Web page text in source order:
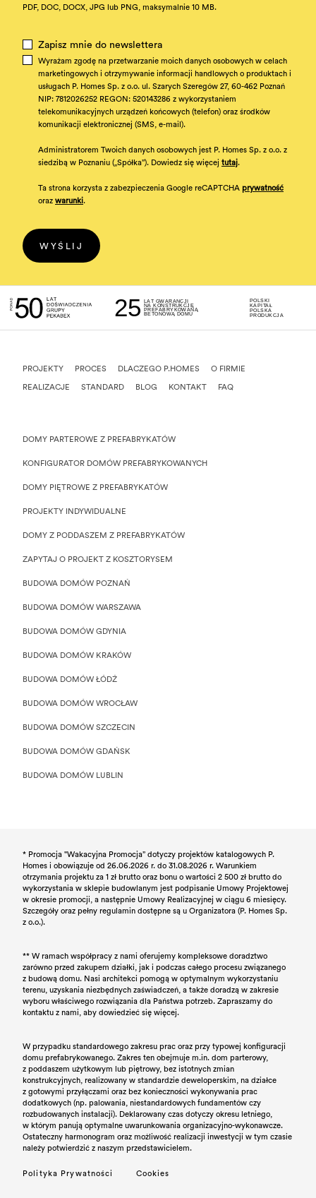
PDF, DOC, DOCX, JPG lub PNG, maksymalnie 10 MB.
Zapisz mnie do newslettera
Wyrażam zgodę na przetwarzanie moich danych osobowych w celach
marketingowych i otrzymywanie informacji handlowych o produktach i
usługach P. Homes Sp. z o.o. ul. Szarych Szeregów 27, 60-462 Poznań
NIP: 7812026252 REGON: 520143286 z wykorzystaniem
telekomunikacyjnych urządzeń końcowych (telefon) oraz środków
komunikacji elektronicznej (SMS, e-mail).
Administratorem Twoich danych osobowych jest P. Homes Sp. z o.o. z
siedzibą w Poznaniu („Spółka”). Dowiedz się więcej tutaj.
Ta strona korzysta z zabezpieczenia Google reCAPTCHA prywatność
oraz warunki.
WYŚLIJ
25
LAT GWARANCJI
NA KONSTRUKCJĘ
PREFABRYKOWANĄ
BETONOWĄ DOMU
POLSKI
KAPITAŁ
POLSKA
PRODUKCJA
PROJEKTY PROCES DLACZEGO P.HOMES O FIRMIE
REALIZACJE STANDARD BLOG KONTAKT FAQ
DOMY PARTEROWE Z PREFABRYKATÓW
KONFIGURATOR DOMÓW PREFABRYKOWANYCH
DOMY PIĘTROWE Z PREFABRYKATÓW
PROJEKTY INDYWIDUALNE
DOMY Z PODDASZEM Z PREFABRYKATÓW
ZAPYTAJ O PROJEKT Z KOSZTORYSEM
BUDOWA DOMÓW POZNAŃ
BUDOWA DOMÓW WARSZAWA
BUDOWA DOMÓW GDYNIA
BUDOWA DOMÓW KRAKÓW
BUDOWA DOMÓW ŁÓDŹ
BUDOWA DOMÓW WROCŁAW
BUDOWA DOMÓW SZCZECIN
BUDOWA DOMÓW GDAŃSK
BUDOWA DOMÓW LUBLIN
* Promocja "Wakacyjna Promocja” dotyczy projektów katalogowych P.
Homes i obowiązuje od 26.06.2026 r. do 31.08.2026 r. Warunkiem
otrzymania projektu za 1 zł brutto oraz bonu o wartości 2 500 zł brutto do
wykorzystania w sklepie budowlanym jest podpisanie Umowy Projektowej
w okresie promocji, a następnie Umowy Realizacyjnej w ciągu 6 miesięcy.
Szczegóły oraz pełny regulamin dostępne są u Organizatora (P. Homes Sp.
z o.o.).
** W ramach współpracy z nami oferujemy kompleksowe doradztwo
zarówno przed zakupem działki, jak i podczas całego procesu związanego
z budową domu. Nasi architekci pomogą w optymalnym wykorzystaniu
terenu, uzyskania niezbędnych zaświadczeń, a także doradzą w zakresie
wyboru właściwego rozwiązania dla Państwa potrzeb. Zapraszamy do
kontaktu z nami, aby dowiedzieć się więcej.
W przypadku standardowego zakresu prac oraz przy typowej konfiguracji
domu prefabrykowanego. Zakres ten obejmuje m.in. dom parterowy,
z poddaszem użytkowym lub piętrowy, bez istotnych zmian
konstrukcyjnych, realizowany w standardzie deweloperskim, na działce
z gotowymi przyłączami oraz bez konieczności wykonywania prac
dodatkowych (np. palowania, niestandardowych fundamentów czy
rozbudowanych instalacji). Deklarowany czas dotyczy okresu letniego,
w którym panują optymalne uwarunkowania organizacyjno-wykonawcze.
Ostateczny harmonogram oraz możliwość realizacji inwestycji w tym czasie
należy potwierdzić z naszym przedstawicielem.
Polityka Prywatności Cookies